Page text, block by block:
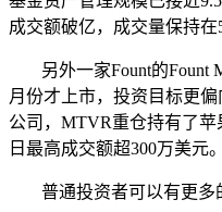
成交额破亿，成交量保持在
另外一家Fount的Fount
月份才上市，投资目标更
公司，MTVR重仓持有了
日最高成交额超300万美元。
普通投资者可以有更多